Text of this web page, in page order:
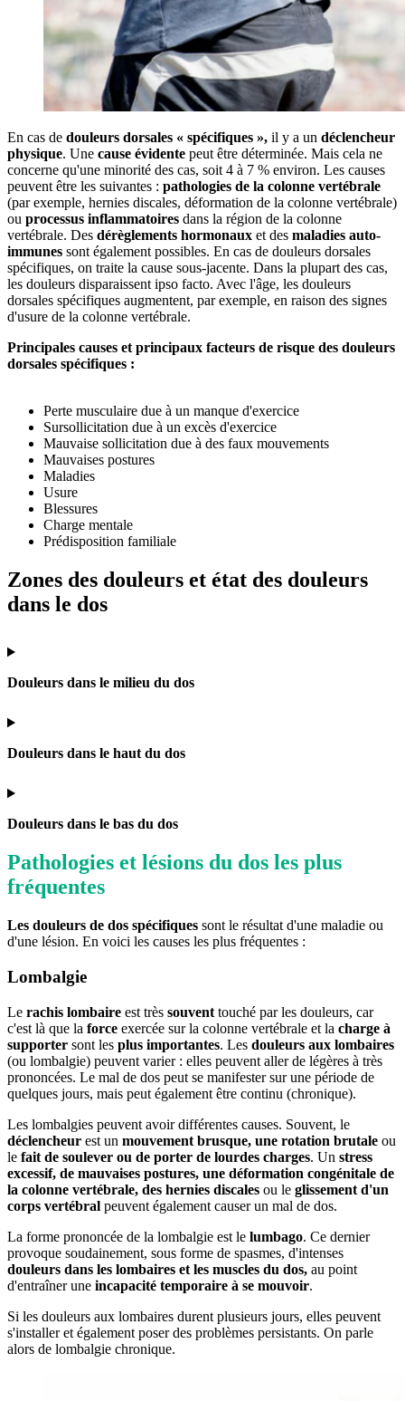
En cas de douleurs dorsales « spécifiques », il y a un déclencheur
physique. Une cause évidente peut être déterminée. Mais cela ne
concerne qu'une minorité des cas, soit 4 à 7 % environ. Les causes
peuvent être les suivantes : pathologies de la colonne vertébrale
(par exemple, hernies discales, déformation de la colonne vertébrale)
ou processus inflammatoires dans la région de la colonne
vertébrale. Des dérèglements hormonaux et des maladies auto-
immunes sont également possibles. En cas de douleurs dorsales
spécifiques, on traite la cause sous-jacente. Dans la plupart des cas,
les douleurs disparaissent ipso facto. Avec l'âge, les douleurs
dorsales spécifiques augmentent, par exemple, en raison des signes
d'usure de la colonne vertébrale.
Principales causes et principaux facteurs de risque des douleurs
dorsales spécifiques :
Perte musculaire due à un manque d'exercice
Sursollicitation due à un excès d'exercice
Mauvaise sollicitation due à des faux mouvements
Mauvaises postures
Maladies
Usure
Blessures
Charge mentale
Prédisposition familiale
Zones des douleurs et état des douleurs
dans le dos
Douleurs dans le milieu du dos
Douleurs dans le haut du dos
Douleurs dans le bas du dos
Pathologies et lésions du dos les plus
fréquentes
Les douleurs de dos spécifiques sont le résultat d'une maladie ou
d'une lésion. En voici les causes les plus fréquentes :
Lombalgie
Le rachis lombaire est très souvent touché par les douleurs, car
c'est là que la force exercée sur la colonne vertébrale et la charge à
supporter sont les plus importantes. Les douleurs aux lombaires
(ou lombalgie) peuvent varier : elles peuvent aller de légères à très
prononcées. Le mal de dos peut se manifester sur une période de
quelques jours, mais peut également être continu (chronique).
Les lombalgies peuvent avoir différentes causes. Souvent, le
déclencheur est un mouvement brusque, une rotation brutale ou
le fait de soulever ou de porter de lourdes charges. Un stress
excessif, de mauvaises postures, une déformation congénitale de
la colonne vertébrale, des hernies discales ou le glissement d'un
corps vertébral peuvent également causer un mal de dos.
La forme prononcée de la lombalgie est le lumbago. Ce dernier
provoque soudainement, sous forme de spasmes, d'intenses
douleurs dans les lombaires et les muscles du dos, au point
d'entraîner une incapacité temporaire à se mouvoir.
Si les douleurs aux lombaires durent plusieurs jours, elles peuvent
s'installer et également poser des problèmes persistants. On parle
alors de lombalgie chronique.